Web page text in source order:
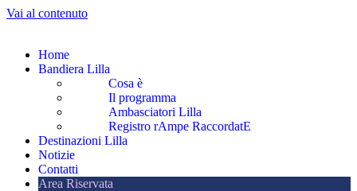
Vai al contenuto
Home
Bandiera Lilla
Cosa è
Il programma
Ambasciatori Lilla
Registro rAmpe RaccordatE
Destinazioni Lilla
Notizie
Contatti
Area Riservata